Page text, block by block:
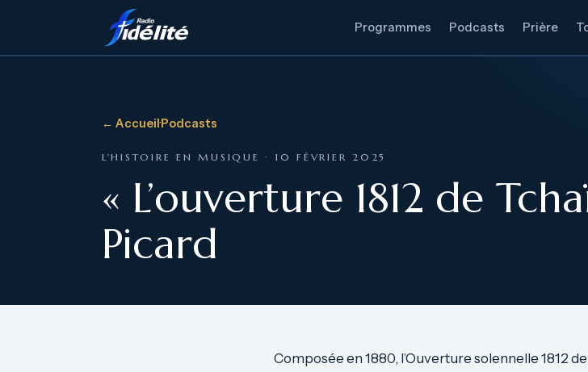
Programmes Podcasts Prière
← Accueil·Podcasts
L'HISTOIRE EN MUSIQUE · 10 FÉVRIER 2025
« L’ouverture 1812 de
Picard
Composée en 1880, l’Ouverture solennelle 1812